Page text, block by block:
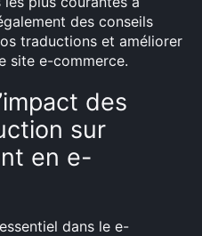
des conseils
traductions et améliorer
site e-commerce.
des
sur
en e-
dans le e-